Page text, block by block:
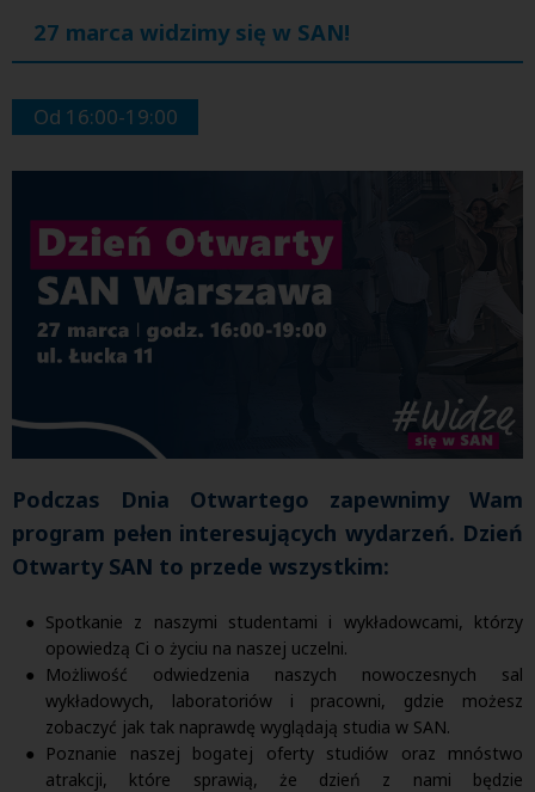
27 marca widzimy się w SAN!
Od 16:00-19:00
Podczas Dnia Otwartego zapewnimy Wam
program pełen interesujących wydarzeń. Dzień
Otwarty SAN to przede wszystkim:
Spotkanie z naszymi studentami i wykładowcami, którzy
opowiedzą Ci o życiu na naszej uczelni.
Możliwość odwiedzenia naszych nowoczesnych sal
wykładowych, laboratoriów i pracowni, gdzie możesz
zobaczyć jak tak naprawdę wyglądają studia w SAN.
Poznanie naszej bogatej oferty studiów oraz mnóstwo
atrakcji, które sprawią, że dzień z nami będzie